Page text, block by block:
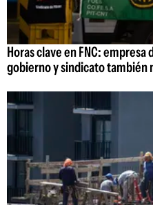
Horas clave en FNC:
gobierno y sindicato también